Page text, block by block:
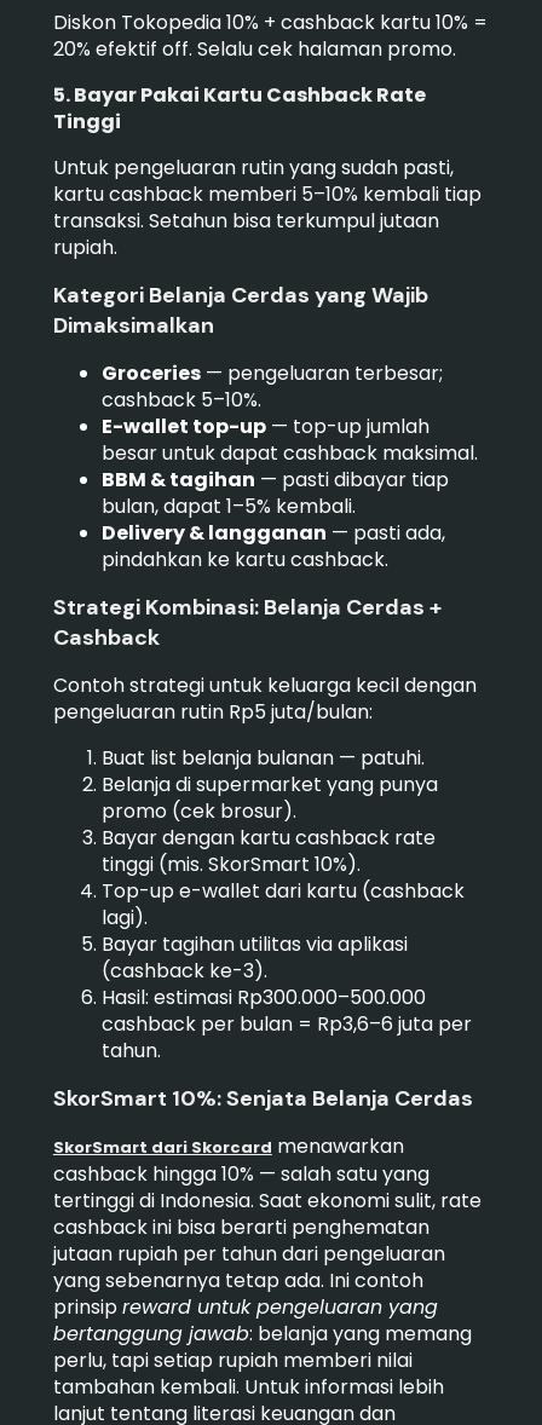
Diskon Tokopedia 10% + cashback kartu 10% =
20% efektif off. Selalu cek halaman promo.
5. Bayar Pakai Kartu Cashback Rate
Tinggi
Untuk pengeluaran rutin yang sudah pasti,
kartu cashback memberi 5–10% kembali tiap
transaksi. Setahun bisa terkumpul jutaan
rupiah.
Kategori Belanja Cerdas yang Wajib
Dimaksimalkan
Groceries— pengeluaran terbesar;
cashback 5–10%.
E-wallet top-up— top-up jumlah
besar untuk dapat cashback maksimal.
BBM & tagihan — pasti dibayar tiap
bulan, dapat 1–5% kembali.
Delivery & langganan — pasti ada,
pindahkan ke kartu cashback.
Strategi Kombinasi: Belanja Cerdas +
Cashback
Contoh strategi untuk keluarga kecil dengan
pengeluaran rutin Rp5 juta/bulan:
Buat list belanja bulanan — patuhi.
Belanja di supermarket yang punya
promo (cek brosur).
Bayar dengan kartu cashback rate
tinggi (mis. SkorSmart 10%).
Top-up e-wallet dari kartu (cashback
lagi).
Bayar tagihan utilitas via aplikasi
(cashback ke-3).
Hasil: estimasi Rp300.000–500.000
cashback per bulan = Rp3,6–6 juta per
tahun.
SkorSmart 10%: Senjata Belanja Cerdas
SkorSmart dari Skorcard menawarkan
cashback hingga 10% — salah satu yang
tertinggi di Indonesia. Saat ekonomi sulit, rate
cashback ini bisa berarti penghematan
jutaan rupiah per tahun dari pengeluaran
yang sebenarnya tetap ada. Ini contoh
prinsipreward untuk pengeluaran yang
bertanggung jawab: belanja yang memang
perlu, tapi setiap rupiah memberi nilai
tambahan kembali. Untuk informasi lebih
lanjut tentang literasi keuangan dan